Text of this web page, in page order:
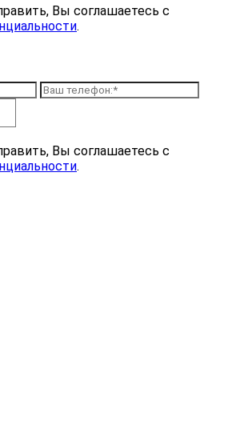
Вы соглашаетесь с
.
Вы соглашаетесь с
.